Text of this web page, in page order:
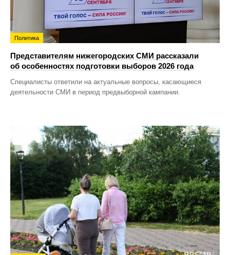
Политика
Представителям нижегородских СМИ рассказали
об особенностях подготовки выборов 2026 года
Специалисты ответили на актуальные вопросы, касающиеся
деятельности СМИ в период предвыборной кампании.